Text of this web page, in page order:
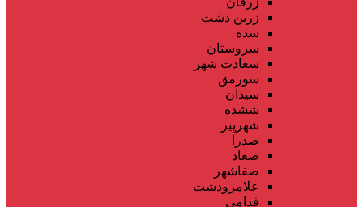
زرین دشت
سده
سروستان
سعادت شهر
سورمق
سیدان
ششده
شهرپیر
صدرا
صغاد
صفاشهر
علامرودشت
فدامی